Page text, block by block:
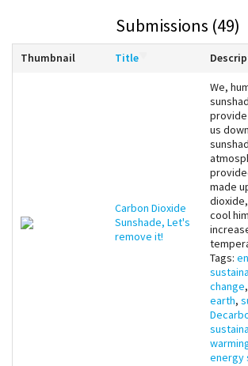
Submissions (49)
Thumbnail Title
Carbon Dioxide
Sunshade, Let's
remove it!
We,
us
made
cool
Tags:
change,
earth,
energy